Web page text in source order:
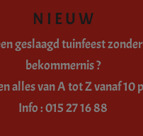
N I E U W
geslaagd tuinfeest
bekommernis ?
alles van A tot Z vanaf 10
Info : 015 27 16 88